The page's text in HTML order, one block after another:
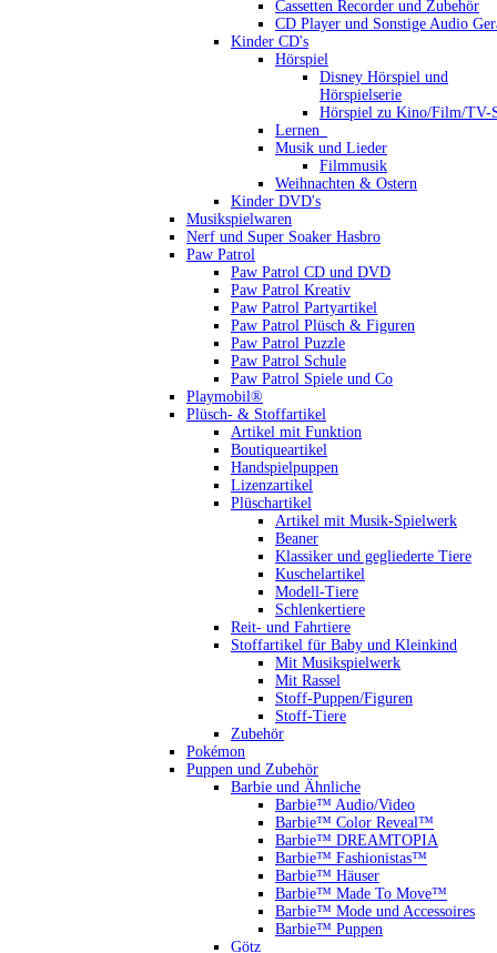
Cassetten Recorder und Zubehör
CD Player und Sonstige Audio
Kinder CD's
Hörspiel
Disney Hörspiel und
Hörspielserie
Hörspiel zu Kino/Film/TV-
Lernen_
Musik und Lieder
Filmmusik
Weihnachten & Ostern
Kinder DVD's
Musikspielwaren
Nerf und Super Soaker Hasbro
Paw Patrol
Paw Patrol CD und DVD
Paw Patrol Kreativ
Paw Patrol Partyartikel
Paw Patrol Plüsch & Figuren
Paw Patrol Puzzle
Paw Patrol Schule
Paw Patrol Spiele und Co
Playmobil®
Plüsch- & Stoffartikel
Artikel mit Funktion
Boutiqueartikel
Handspielpuppen
Lizenzartikel
Plüschartikel
Artikel mit Musik-Spielwerk
Beaner
Klassiker und gegliederte Tiere
Kuschelartikel
Modell-Tiere
Schlenkertiere
Reit- und Fahrtiere
Stoffartikel für Baby und Kleinkind
Mit Musikspielwerk
Mit Rassel
Stoff-Puppen/Figuren
Stoff-Tiere
Zubehör
Pokémon
Puppen und Zubehör
Barbie und Ähnliche
Barbie™ Audio/Video
Barbie™ Color Reveal™
Barbie™ DREAMTOPIA
Barbie™ Fashionistas™
Barbie™ Häuser
Barbie™ Made To Move™
Barbie™ Mode und Accessoires
Barbie™ Puppen
Götz